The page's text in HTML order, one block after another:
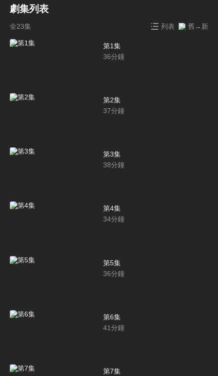
劇集列表
全23集 列表 舊→新
第1集
36分鐘
第2集
37分鐘
第3集
38分鐘
第4集
34分鐘
第5集
36分鐘
第6集
41分鐘
第7集